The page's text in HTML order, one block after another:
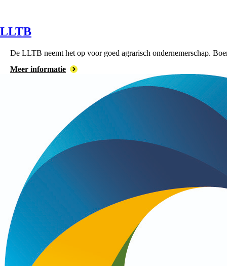
LLTB
De LLTB neemt het op voor goed agrarisch ondernemerschap.
Meer informatie